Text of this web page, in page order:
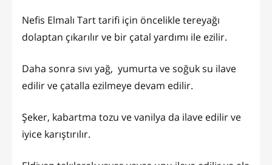
Nefis Elmalı Tart tarifi için öncelikle tereyağı
dolaptan çıkarılır ve bir çatal yardımı ile ezilir.
Daha sonra sıvı yağ, yumurta ve soğuk su ilave
edilir ve çatalla ezilmeye devam edilir.
Şeker, kabartma tozu ve vanilya da ilave edilir ve
iyice karıştırılır.